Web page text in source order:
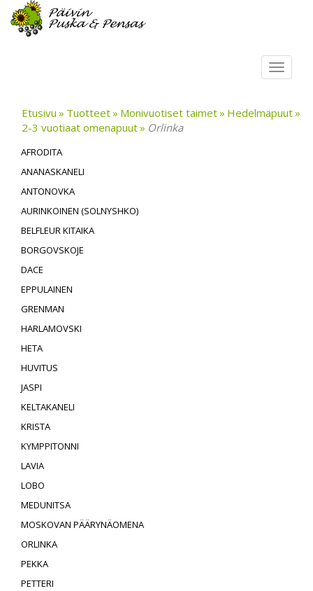
Etusivu Tuotteet Monivuotiset taimet
Hedelmäpuut
2-3 vuotiaat omenapuut
Orlinka
AFRODITA
ANANASKANELI
ANTONOVKA
AURINKOINEN (SOLNYSHKO)
BELFLEUR KITAIKA
BORGOVSKOJE
DACE
EPPULAINEN
GRENMAN
HARLAMOVSKI
HETA
HUVITUS
JASPI
KELTAKANELI
KRISTA
KYMPPITONNI
LAVIA
LOBO
MEDUNITSA
MOSKOVAN PÄÄRYNÄOMENA
ORLINKA
PEKKA
PETTERI